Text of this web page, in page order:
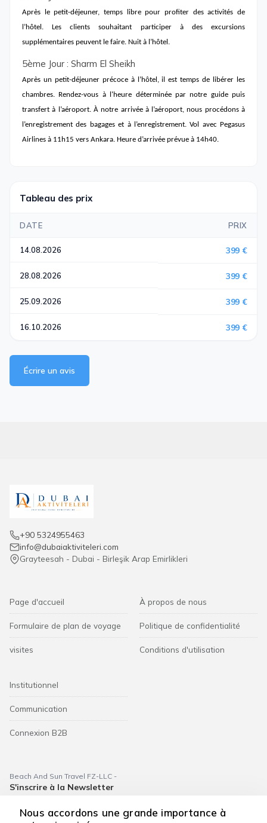
Après le petit-déjeuner, temps libre pour profiter des activités de
l’hôtel. Les clients souhaitant participer à des excursions
supplémentaires peuvent le faire. Nuit à l’hôtel.
5ème Jour : Sharm El Sheikh
Après un petit-déjeuner précoce à l’hôtel, il est temps de libérer les
chambres. Rendez-vous à l'heure déterminée par notre guide puis
transfert à l’aéroport. À notre arrivée à l’aéroport, nous procédons à
l’enregistrement des bagages et à l’enregistrement.Vol avec Pegasus
Airlines à 11h15 vers Ankara. Heure d’arrivée prévue à 14h40.
Tableau des prix
DATE PRIX
14.08.2026 399 €
28.08.2026 399 €
25.09.2026 399 €
16.10.2026 399 €
Écrire un avis
+90 5324955463
info@dubaiaktiviteleri.com
Grayteesah - Dubai - Birleşik Arap Emirlikleri
Page d'accueil
Formulaire de plan de voyage
visites
À propos de nous
Politique de confidentialité
Conditions d'utilisation
Institutionnel
Communication
Connexion B2B
Beach And Sun Travel FZ-LLC -
S'inscrire à la Newsletter
S'abonner
Nous accordons une grande importance à